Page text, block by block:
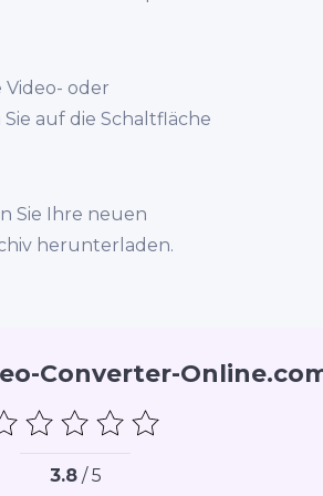
Video- oder
auf die Schaltfläche
Sie Ihre neuen
herunterladen.
Converter-
3.8/ 5